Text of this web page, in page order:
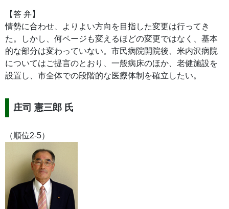
【答 弁】
情勢に合わせ、よりよい方向を目指した変更は行ってき
た。しかし、何ページも変えるほどの変更ではなく、基本
的な部分は変わっていない。市民病院開院後、米内沢病院
についてはご提言のとおり、一般病床のほか、老健施設を
設置し、市全体での段階的な医療体制を確立したい。
庄司 憲三郎 氏
（順位2-5）